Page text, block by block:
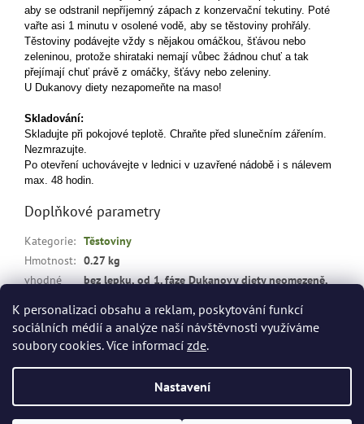
K personalizaci obsahu a reklam, poskytování funkcí
sociálních médií a analýze naší návštěvnosti využíváme
soubory cookies. Více informací zde.
Nastavení
aby se odstranil nepříjemný zápach z konzervační tekutiny. Poté
vařte asi 1 minutu v osolené vodě, aby se těstoviny prohřály.
Těstoviny podávejte vždy s nějakou omáčkou, šťávou nebo
zeleninou, protože shirataki nemají vůbec žádnou chuť a tak
přejímají chuť právě z omáčky, šťávy nebo zeleniny.
U Dukanovy diety nezapomeňte na maso!
Skladování:
Skladujte při pokojové teplotě. Chraňte před slunečním zářením.
Nezmrazujte.
Po otevření uchovávejte v lednici v uzavřené nádobě i s nálevem
max. 48 hodin.
Doplňkové parametry
Kategorie: Těstoviny
Hmotnost: 0.27 kg
vhodné
bez lepku, od 1. fáze Dukanovy diety neomezeně,